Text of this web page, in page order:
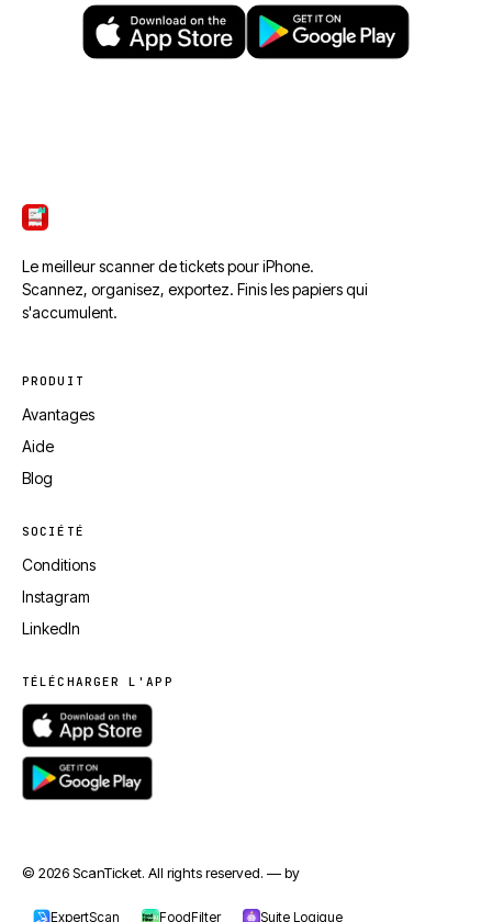
Le meilleur scanner de tickets pour iPhone.
Scannez, organisez, exportez. Finis les papiers qui
s'accumulent.
PRODUIT
Avantages
Aide
Blog
SOCIÉTÉ
Conditions
Instagram
LinkedIn
TÉLÉCHARGER L'APP
© 2026 ScanTicket. All rights reserved. — by
ExpertScan FoodFilter Suite Logique